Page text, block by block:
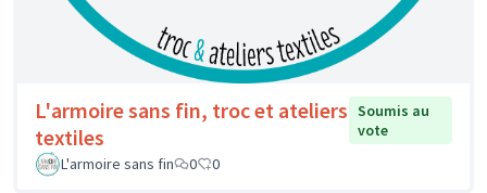
L'armoire sans fin, troc et ateliers
textiles
Soumis au
vote
L'armoire sans fin
0 0